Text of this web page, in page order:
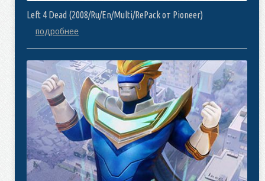
Left 4 Dead (2008/Ru/En/Multi/RePack от Pioneer)
подробнее